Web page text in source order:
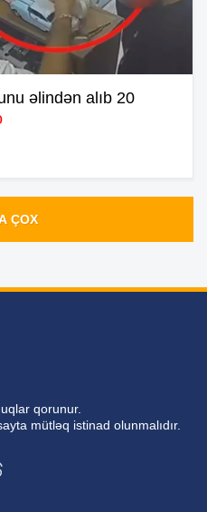
əlindən alıb 20
ÇOX
qorunur.
mütləq istinad olunmalıdır.